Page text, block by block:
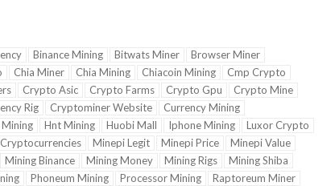
Binance Mining Bitwats Miner
Browser Miner
Chia Miner Chia Mining Chiacoin Mining
Cmp Crypto
Crypto Asic Crypto Farms Crypto Gpu
Crypto Mine
Rig Cryptominer Website
Currency Mining
Mining Hnt Mining Huobi Mall Iphone Mining
Luxor Crypto
Minepi Legit Minepi Price
Minepi Value
Mining Binance Mining Money Mining Rigs
Mining Shiba
Phoneum Mining Processor Mining
Raptoreum Miner